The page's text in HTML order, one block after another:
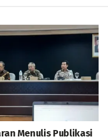
Menulis Publikasi